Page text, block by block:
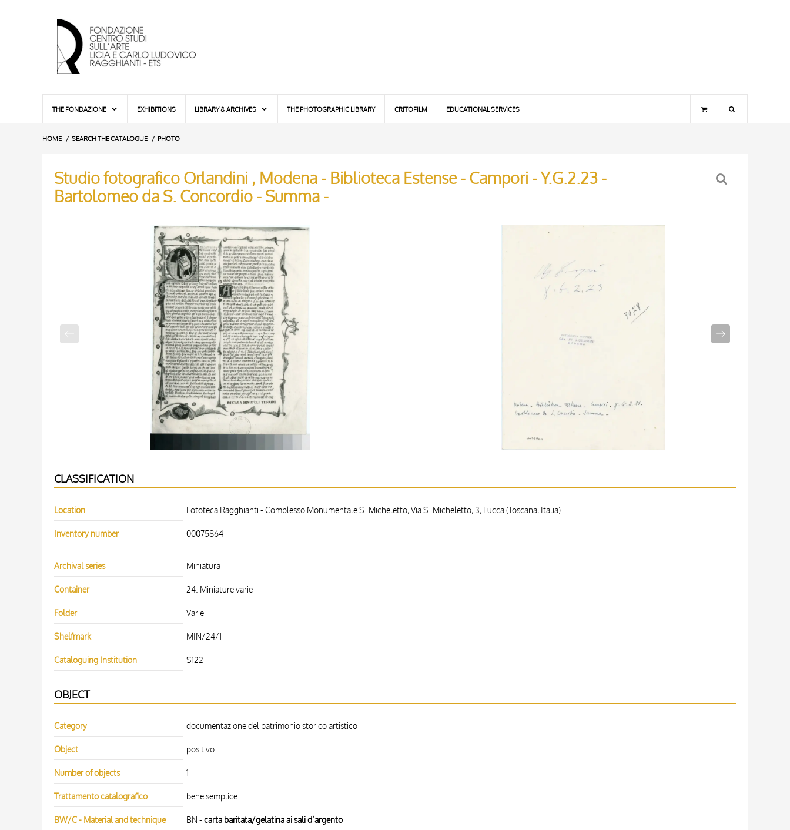
THE FONDAZIONE EXHIBITIONS LIBRARY & ARCHIVES THE PHOTOGRAPHIC LIBRARY CRITOFILM EDUCATIONAL SERVICES
HOME SEARCH THE CATALOGUE PHOTO
Studio fotografico Orlandini , Modena - Biblioteca Estense - Campori - Y.G.2.23 -
Bartolomeo da S. Concordio - Summa -
CLASSIFICATION
Location Fototeca Ragghianti - Complesso Monumentale S. Micheletto, Via S. Micheletto, 3, Lucca (Toscana, Italia)
Inventory number 00075864
Archival series Miniatura
Container 24. Miniature varie
Folder Varie
Shelfmark MIN/24/1
Cataloguing Institution S122
OBJECT
Category documentazione del patrimonio storico artistico
Object positivo
Number of objects 1
Trattamento catalografico bene semplice
BW/C - Material and technique BN - carta baritata/gelatina ai sali d’argento